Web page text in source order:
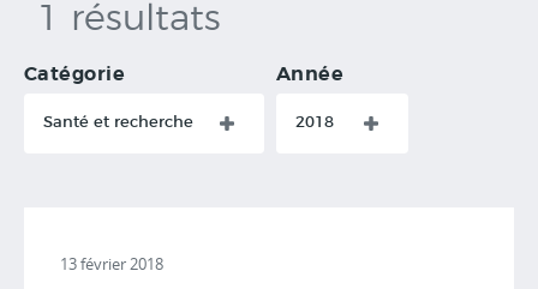
1 résultats
Catégorie
Santé et recherche
Année
2018
13 février 2018